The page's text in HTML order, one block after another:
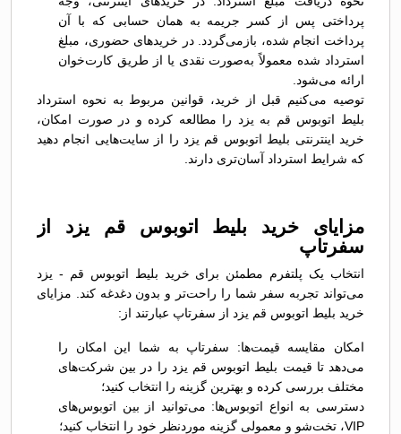
پرداختی پس از کسر جریمه به همان حسابی که با آن
پرداخت انجام شده، بازمی‌گردد. در خریدهای حضوری، مبلغ
استرداد شده معمولاً به‌صورت نقدی یا از طریق کارت‌خوان
ارائه می‌شود.
توصیه می‌کنیم قبل از خرید، قوانین مربوط به نحوه استرداد
بلیط اتوبوس قم به يزد را مطالعه کرده و در صورت امکان،
خرید اینترنتی بلیط اتوبوس قم يزد را از سایت‌هایی انجام دهید
که شرایط استرداد آسان‌تری دارند.
مزایای خرید بلیط اتوبوس قم يزد از
سفرتاپ
انتخاب یک پلتفرم مطمئن برای خرید بلیط اتوبوس قم - يزد
می‌تواند تجربه سفر شما را راحت‌تر و بدون دغدغه کند. مزایای
خرید بلیط اتوبوس قم يزد از سفرتاپ عبارتند از:
امکان مقایسه قیمت‌ها: سفرتاپ به شما این امکان را
می‌دهد تا قیمت بلیط اتوبوس قم يزد را در بین شرکت‌های
مختلف بررسی کرده و بهترین گزینه را انتخاب کنید؛
دسترسی به انواع اتوبوس‌ها: می‌توانید از بین اتوبوس‌های
VIP، تخت‌شو و معمولی گزینه موردنظر خود را انتخاب کنید؛